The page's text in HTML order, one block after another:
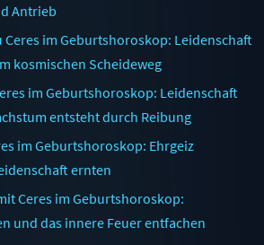
Antrieb
im Geburtshoroskop: Leidenschaft
kosmischen Scheideweg
im Geburtshoroskop: Leidenschaft
entsteht durch Reibung
im Geburtshoroskop: Ehrgeiz
ernten
Ceres im Geburtshoroskop:
und das innere Feuer entfachen